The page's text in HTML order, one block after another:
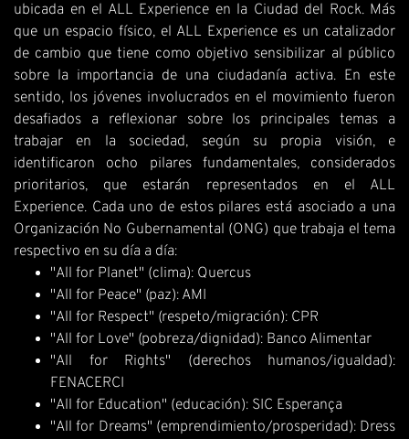
ubicada en el ALL Experience en la Ciudad del Rock. Más
que un espacio físico, el ALL Experience es un catalizador
de cambio que tiene como objetivo sensibilizar al público
sobre la importancia de una ciudadanía activa. En este
sentido, los jóvenes involucrados en el movimiento fueron
desafiados a reflexionar sobre los principales temas a
trabajar en la sociedad, según su propia visión, e
identificaron ocho pilares fundamentales, considerados
prioritarios, que estarán representados en el ALL
Experience. Cada uno de estos pilares está asociado a una
Organización No Gubernamental (ONG) que trabaja el tema
respectivo en su día a día:
"All for Planet" (clima): Quercus
"All for Peace" (paz): AMI
"All for Respect" (respeto/migración): CPR
"All for Love" (pobreza/dignidad): Banco Alimentar
"All for Rights" (derechos humanos/igualdad):
FENACERCI
"All for Education" (educación): SIC Esperança
"All for Dreams" (emprendimiento/prosperidad): Dress